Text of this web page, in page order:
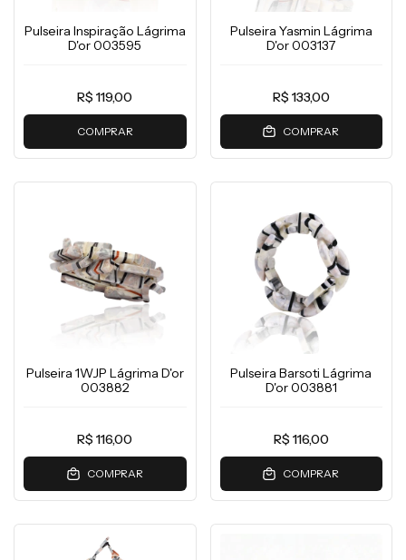
Pulseira Inspiração Lágrima
D'or 003595
R$ 119,00
COMPRAR
Pulseira Yasmin Lágrima
D'or 003137
R$ 133,00
COMPRAR
Pulseira 1WJP Lágrima D'or
003882
R$ 116,00
COMPRAR
Pulseira Barsoti Lágrima
D'or 003881
R$ 116,00
COMPRAR